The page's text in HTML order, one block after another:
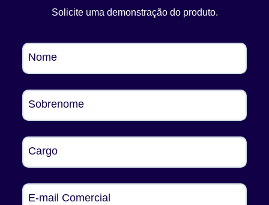
Solicite uma demonstração do produto.
Nome
Sobrenome
Cargo
E-mail Comercial